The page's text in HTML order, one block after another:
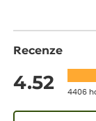
Recenze
4.52 4406